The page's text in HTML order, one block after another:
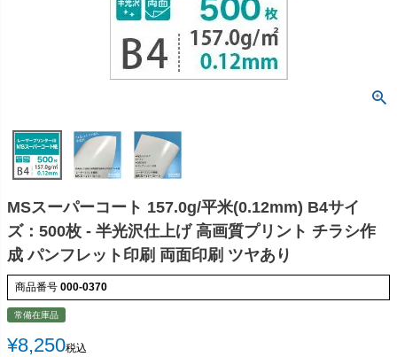
MSスーパーコート 157.0g/平米(0.12mm) B4サイ
ズ：500枚 - 半光沢仕上げ 高画質プリント チラシ作
成 パンフレット印刷 両面印刷 ツヤあり
商品番号 000-0370
常備在庫品
¥8,250税込